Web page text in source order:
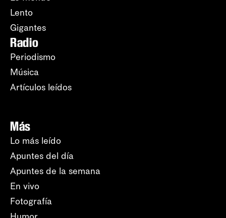
Lento
Gigantes
Radio
Periodismo
Música
Artículos leídos
Más
Lo más leído
Apuntes del día
Apuntes de la semana
En vivo
Fotografía